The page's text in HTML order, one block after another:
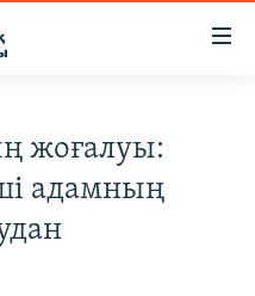
жоғалуы:
адамның